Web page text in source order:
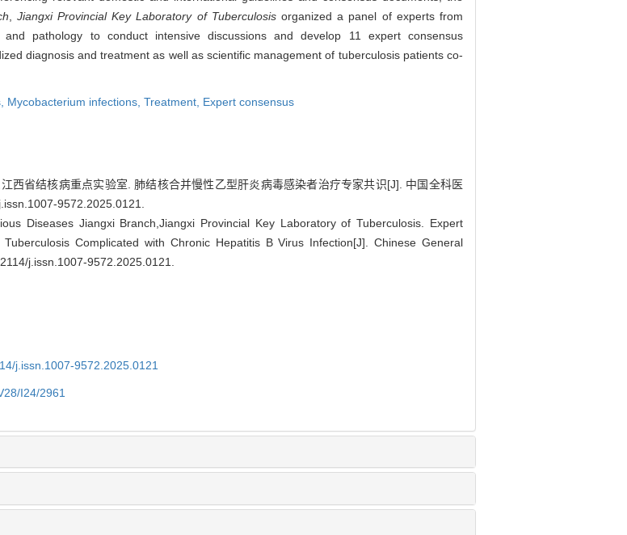
Jiangxi Provincial Key Laboratory of Tuberculosisorganized a panel of experts from
pathology to conduct intensive discussions and develop 11 expert consensus
diagnosis and treatment as well as scientific management of tuberculosis patients co-
Mycobacterium infections, Treatment, Expert consensus
西省结核病重点实验室. 肺结核合并慢性乙型肝炎病毒感染者治疗专家共识[J]. 中国全科医
9572.2025.0121
Diseases Jiangxi Branch,Jiangxi Provincial Key Laboratory of Tuberculosis. Expert
Complicated with Chronic Hepatitis B Virus Infection[J]. Chinese General
j.issn.1007-9572.2025.0121
j.issn.1007-9572.2025.0121
I24/2961